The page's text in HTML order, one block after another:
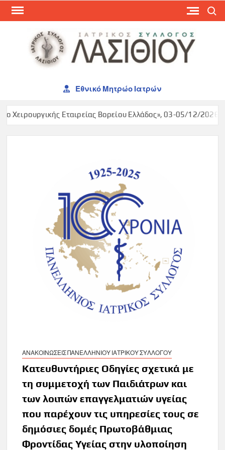
Skip
Εθνικό Μητρώο Ιατρών
Χειρουργικής Εταιρείας Βορείου Ελλάδος», 03-05/12/2026,
ΑΝΑΚΟΙΝΩΣΕΙΣ ΠΑΝΕΛΛΗΝΙΟΥ ΙΑΤΡΙΚΟΥ ΣΥΛΛΟΓΟΥ
Κατευθυντήριες Οδηγίες σχετικά με
τη συμμετοχή των Παιδιάτρων και
των λοιπών επαγγελματιών υγείας
που παρέχουν τις υπηρεσίες τους σε
δημόσιες δομές Πρωτοβάθμιας
Φροντίδας Υγείας στην υλοποίηση